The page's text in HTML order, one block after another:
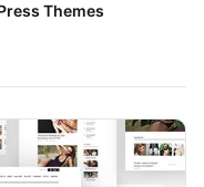
Themes